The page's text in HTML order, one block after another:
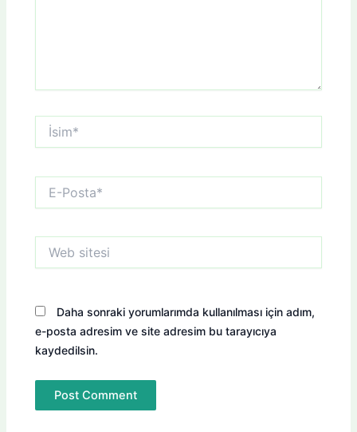
İsim*
Posta*
sitesi
Daha sonraki yorumlarımda kullanılması için adım,
e-posta adresim ve site adresim bu tarayıcıya
kaydedilsin.